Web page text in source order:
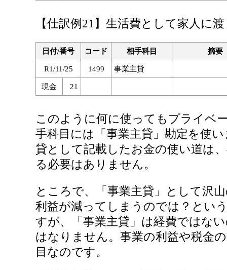
【仕訳例21】生活費として家人に
日付/番号 コード 相手科目 摘要
R1/11/25 1499 事業主貸
現金 21
このように何に使ってもプライベ
手科目には「事業主貸」勘定を使
貸として記載したお金の使い道は
る必要はありません。
ところで、「事業主貸」として沢
利益が減ってしまうのでは？とい
すが、「事業主貸」は経費ではな
はなりません。事業の利益や税金
目なのです。